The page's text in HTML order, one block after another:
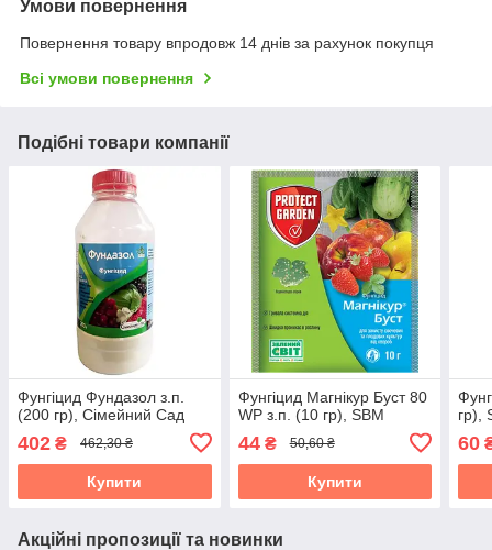
Умови повернення
Повернення товару впродовж 14 днів за рахунок покупця
Всі умови повернення
Подібні товари компанії
Фунгіцид Фундазол з.п.
(200 гр), Сімейний Сад
402 ₴ 462,30 ₴
Купити
Фунгіцид Магнікур Буст 80
WP з.п. (10 гр), SBM
44₴ 50,60 ₴
Купити
гр),
60
Акційні пропозиції та новинки